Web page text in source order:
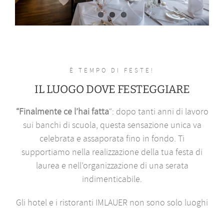
È TEMPO DI FESTE!
IL LUOGO DOVE FESTEGGIARE
“Finalmente ce l’hai fatta“: dopo tanti anni di lavoro
sui banchi di scuola, questa sensazione unica va
celebrata e assaporata fino in fondo. Ti
supportiamo nella realizzazione della tua festa di
laurea e nell’organizzazione di una serata
indimenticabile.
Gli hotel e i ristoranti IMLAUER non sono solo luoghi